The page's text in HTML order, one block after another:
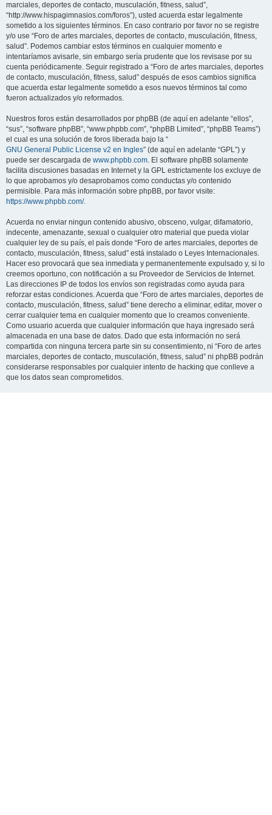
marciales, deportes de contacto, musculación, fitness, salud”,
“http://www.hispagimnasios.com/foros”), usted acuerda estar legalmente
sometido a los siguientes términos. En caso contrario por favor no se registre
y/o use “Foro de artes marciales, deportes de contacto, musculación, fitness,
salud”. Podemos cambiar estos términos en cualquier momento e
intentaríamos avisarle, sin embargo sería prudente que los revisase por su
cuenta periódicamente. Seguir registrado a “Foro de artes marciales, deportes
de contacto, musculación, fitness, salud” después de esos cambios significa
que acuerda estar legalmente sometido a esos nuevos términos tal como
fueron actualizados y/o reformados.
Nuestros foros están desarrollados por phpBB (de aquí en adelante “ellos”,
“sus”, “software phpBB”, “www.phpbb.com”, “phpBB Limited”, “phpBB Teams”)
el cual es una solución de foros liberada bajo la “
GNU General Public License v2 en Ingles” (de aquí en adelante “GPL”) y
puede ser descargada de www.phpbb.com. El software phpBB solamente
facilita discusiones basadas en Internet y la GPL estrictamente los excluye de
lo que aprobamos y/o desaprobamos como conductas y/o contenido
permisible. Para más información sobre phpBB, por favor visite:
https://www.phpbb.com/.
Acuerda no enviar ningun contenido abusivo, obsceno, vulgar, difamatorio,
indecente, amenazante, sexual o cualquier otro material que pueda violar
cualquier ley de su país, el país donde “Foro de artes marciales, deportes de
contacto, musculación, fitness, salud” está instalado o Leyes Internacionales.
Hacer eso provocará que sea inmediata y permanentemente expulsado y, si lo
creemos oportuno, con notificación a su Proveedor de Servicios de Internet.
Las direcciones IP de todos los envíos son registradas como ayuda para
reforzar estas condiciones. Acuerda que “Foro de artes marciales, deportes de
contacto, musculación, fitness, salud” tiene derecho a eliminar, editar, mover o
cerrar cualquier tema en cualquier momento que lo creamos conveniente.
Como usuario acuerda que cualquier información que haya ingresado será
almacenada en una base de datos. Dado que esta información no será
compartida con ninguna tercera parte sin su consentimiento, ni “Foro de artes
marciales, deportes de contacto, musculación, fitness, salud” ni phpBB podrán
considerarse responsables por cualquier intento de hacking que conlleve a
que los datos sean comprometidos.